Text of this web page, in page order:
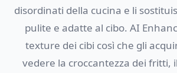
disordinati della cucina e li
pulite e adatte al cibo. AI
texture dei cibi così che gli
vedere la croccantezza dei fritti,